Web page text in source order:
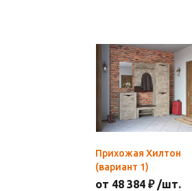
Прихожая Хилтон
(вариант 1)
от 48 384 ₽ /шт.